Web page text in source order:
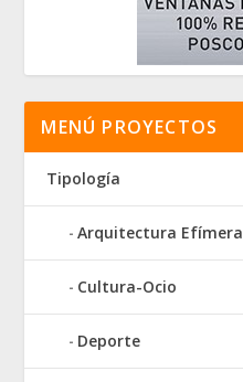
MENÚ PROYECTOS
Tipología
Arquitectura Efímera
Cultura-Ocio
Deporte